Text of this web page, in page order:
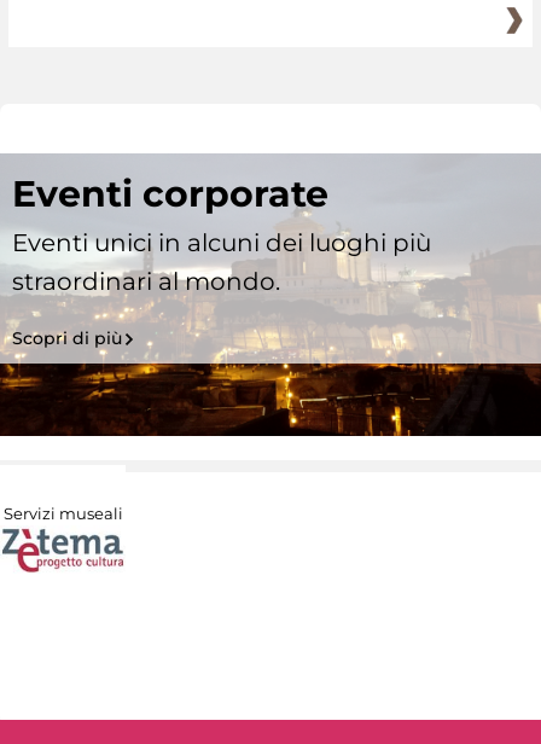
Eventi corporate
Eventi unici in alcuni dei luoghi più
straordinari al mondo.
Scopri di più
Servizi museali